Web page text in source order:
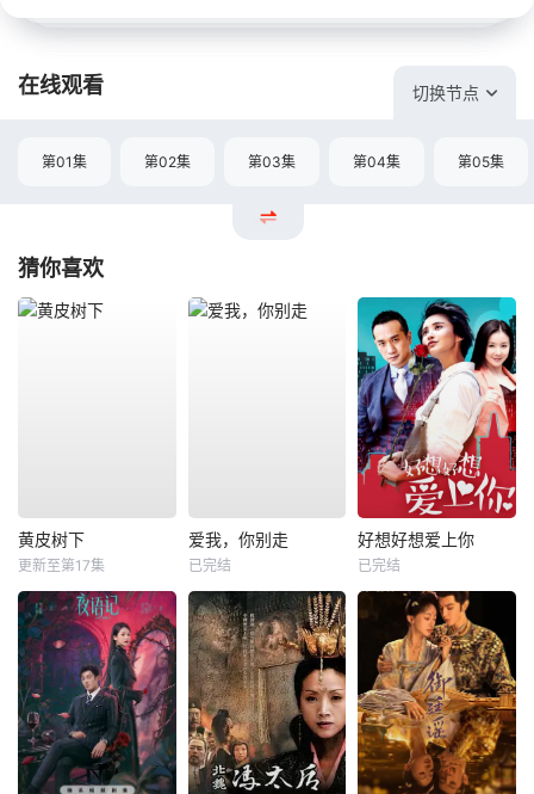
在线观看 切换节点
第01集 第02集 第03集 第04集 第05集
猜你喜欢
黄皮树下
更新至第17集
爱我，你别走
已完结
好想好想爱上你
已完结